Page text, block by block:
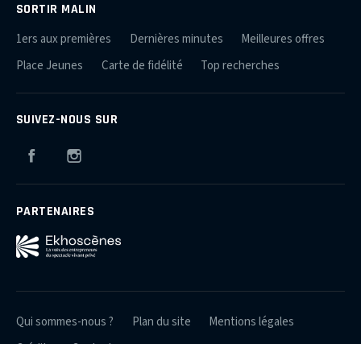
SORTIR MALIN
1ers aux premières Dernières minutes
Meilleures offres
Place Jeunes
Carte de fidélité Top recherches
SUIVEZ-NOUS SUR
Facebook
PARTENAIRES
Qui sommes-nous ? Plan du site
Mentions légales